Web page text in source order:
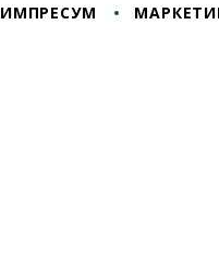
ИМПРЕСУМ